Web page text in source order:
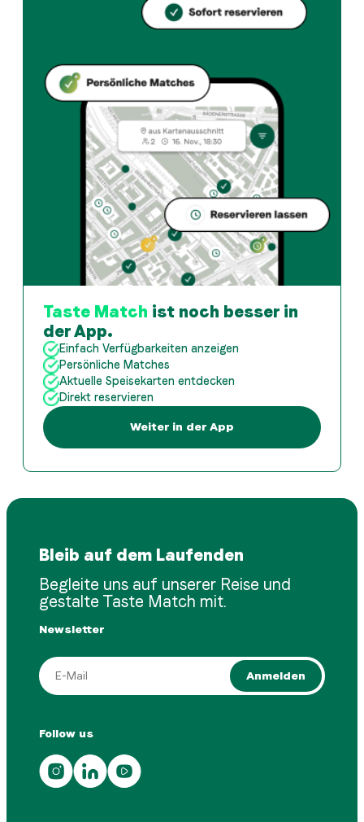
Taste Match ist noch besser in
der App.
Einfach Verfügbarkeiten anzeigen
Persönliche Matches
Aktuelle Speisekarten entdecken
Direkt reservieren
Weiter in der App
Bleib auf dem Laufenden
Begleite uns auf unserer Reise und
gestalte Taste Match mit.
Newsletter
Anmelden
Follow us